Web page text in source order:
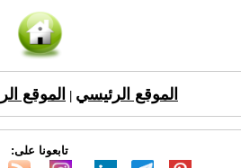
الموقع الرئيسي الموقع
تابعونا على: